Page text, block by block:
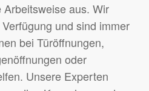
aus. Wir
und sind immer
bei Türöffnungen,
oder
Unsere Experten